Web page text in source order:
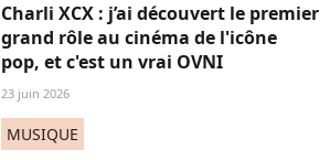
Charli XCX : j’ai découvert le premier
grand rôle au cinéma de l'icône
pop, et c'est un vrai OVNI
23 juin 2026
MUSIQUE